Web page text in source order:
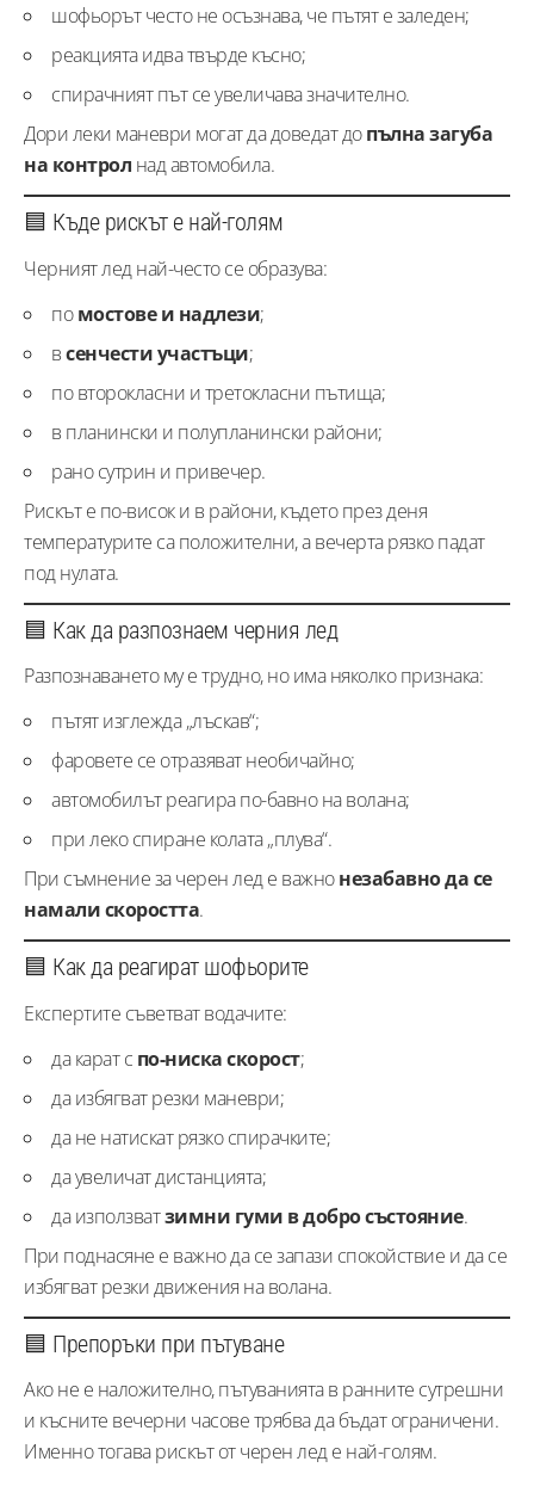
шофьорът често не осъзнава, че пътят е заледен;
реакцията идва твърде късно;
спирачният път се увеличава значително.
Дори леки маневри могат да доведат допълна загуба
на контрол над автомобила.
🟦 Къде рискът е най-голям
Черният лед най-често се образува:
помостове и надлези;
всенчести участъци;
по второкласни и третокласни пътища;
в планински и полупланински райони;
рано сутрин и привечер.
Рискът е по-висок и в райони, където през деня
температурите са положителни, а вечерта рязко падат
под нулата.
🟦 Как да разпознаем черния лед
Разпознаването му е трудно, но има няколко признака:
пътят изглежда „лъскав“;
фаровете се отразяват необичайно;
автомобилът реагира по-бавно на волана;
при леко спиране колата „плува“.
При съмнение за черен лед е важнонезабавно да се
намали скоростта.
🟦 Как да реагират шофьорите
Експертите съветват водачите:
да карат с по-ниска скорост;
да избягват резки маневри;
да не натискат рязко спирачките;
да увеличат дистанцията;
да използватзимни гуми в добро състояние.
При поднасяне е важно да се запази спокойствие и да се
избягват резки движения на волана.
🟦 Препоръки при пътуване
Ако не е наложително, пътуванията в ранните сутрешни
и късните вечерни часове трябва да бъдат ограничени.
Именно тогава рискът от черен лед е най-голям.